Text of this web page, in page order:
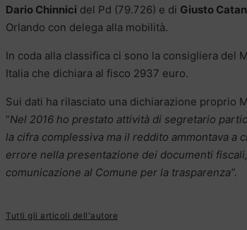
Dario Chinnici del Pd (79.726) e di Giusto
Orlando con delega alla mobilità.
In coda alla classifica ci sono la consigliera del
Italia che dichiara al fisco 2937 euro.
Sui dati ha rilasciato una dichiarazione proprio
“Nel 2016 ho prestato attività di segretario
la cifra complessiva ma il reddito ammontava a
errore nella presentazione dei documenti
comunicazione al Comune per la trasparenza”.
Tutti gli articoli dell'autore